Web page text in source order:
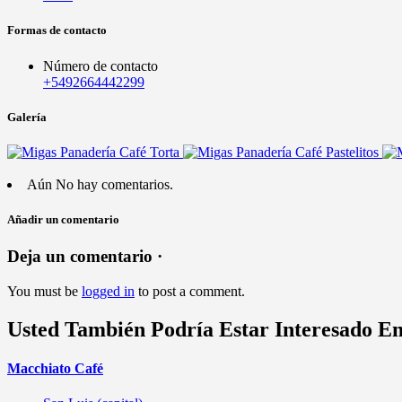
Formas de contacto
Número de contacto
+5492664442299
Galería
Aún No hay comentarios.
Añadir un comentario
Deja un comentario ·
You must be logged in to post a comment.
Usted También Podría Estar Interesado
Macchiato Café